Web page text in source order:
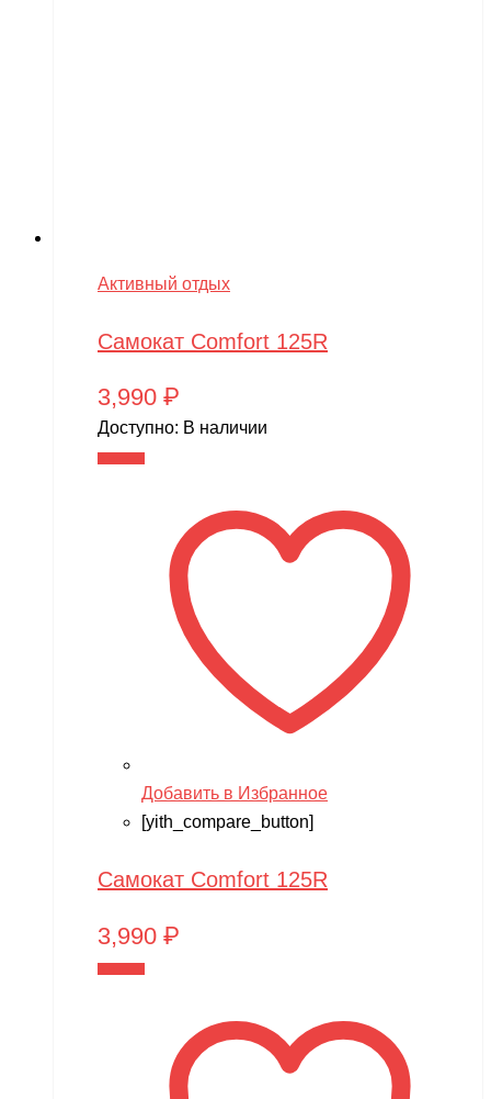
Активный отдых
Самокат Comfort 125R
3,990 ₽
Доступно: В наличии
Добавить в Избранное
[yith_compare_button]
Самокат Comfort 125R
3,990 ₽